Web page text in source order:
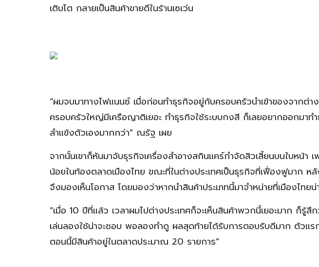
เติบโต กลายเป็นสินค้าขายดีในร้านเซเว่น
“ผมจบมาทางไฟแนนซ์ เมื่อก่อนทำธุรกิจอยู่กับครอบครัวนำเข้าของจากต่า
ครอบครัวใหญ่มีเครือญาติเยอะ ทำธุรกิจใช้ระบบกงสี ก็เลยอยากออกมา
ลำแข้งตัวเองมากกว่า” ณรัฐ เผย
จากนั้นเขาก็หันมาจับธุรกิจเครื่องสำอางสกินแคร์กำจัดสิวเสี้ยนบนใบหน้า
น้อยในท้องตลาดเมืองไทย ขณะที่ในต่างประเทศเป็นธุรกิจที่เฟื่องฟูมาก ห
จึงมองเห็นโอกาส โดยมองว่าหากนำสินค้าประเภทนี้มาจำหน่ายที่เมืองไทยน่
“เมื่อ 10 ปีที่แล้ว เวลาผมไปต่างประเทศก็จะเห็นสินค้าพวกนี้เยอะมาก ก็รู้
เล่นลองใช้น่าจะชอบ พอลองทำดู ผลสุดท้ายได้รับการตอบรับดีมาก ตัวแ
ตอนนี้มีสินค้าอยู่ในตลาดประมาณ 20 รายการ”